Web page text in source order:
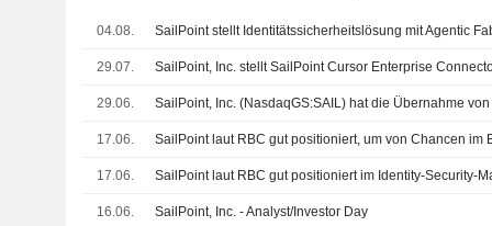
04.08.
29.07. SailPoint, Inc. stellt SailPoint Cursor Enterprise
29.06.
17.06.
17.06.
16.06. SailPoint, Inc. - Analyst/Investor Day